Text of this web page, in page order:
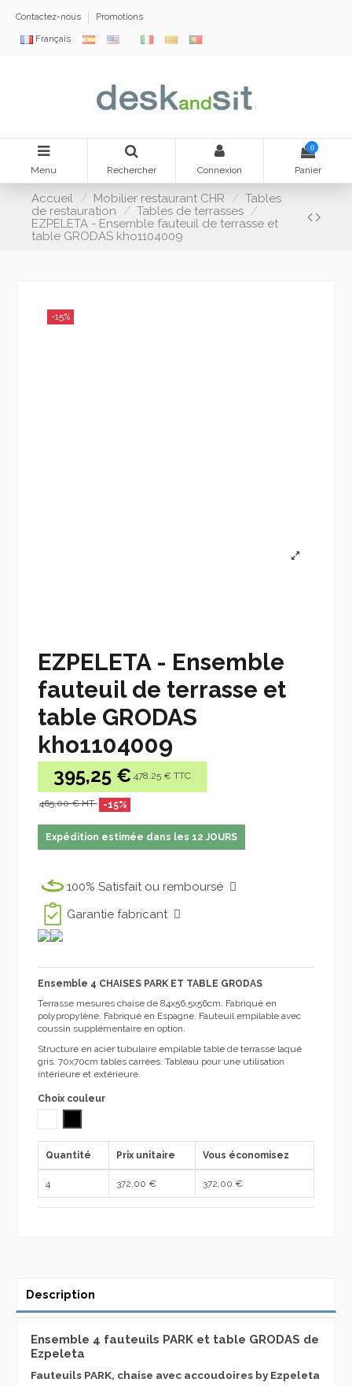
Contactez-nous Promotions
Français
Menu Rechercher Connexion
0
Panier
Accueil Mobilier restaurant CHR
Tables
de restauration
Tables de terrasses
EZPELETA - Ensemble fauteuil de terrasse et
table GRODAS kho1104009
-15%
EZPELETA - Ensemble
fauteuil de terrasse et
table GRODAS
kho1104009
395,25 € 478.25 € TTC
465,00 € HT -15%
Expédition estimée dans les 12 JOURS
100% Satisfait ou remboursé
Garantie fabricant
Ensemble 4 CHAISES PARK ET TABLE GRODAS
Terrasse mesures chaise de 84x56.5x56cm. Fabriqué en
polypropylène. Fabriqué en Espagne. Fauteuil empilable avec
coussin supplémentaire en option.
Structure en acier tubulaire empilable table de terrasse laqué
gris. 70x70cm tables carrées. Tableau pour une utilisation
intérieure et extérieure.
Choix couleur
Quantité Prix unitaire Vous économisez
4 372,00 € 372,00 €
Description
Ensemble 4 fauteuils PARK et table GRODAS de
Ezpeleta
Fauteuils PARK, chaise avec accoudoires by Ezpeleta